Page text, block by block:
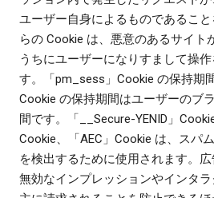
ユーザー自身によるものであるこ
らの Cookie は、悪意のあるサイト
うちにユーザーになりすまして操
す。「pm_sess」Cookie の保持期
Cookie の保持期間はユーザーのブ
間です。「__Secure-YENID」
Cookie、「AEC」Cookie は、スパ
を検出するために使用されます。広
無効なインプレッションやインタ